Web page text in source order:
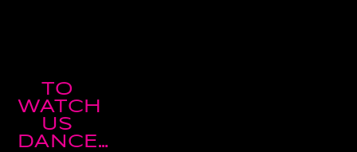
TO
WATCH
US
DANCE…